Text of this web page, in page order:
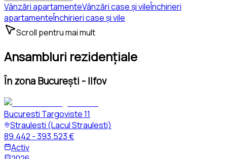
Vânzări apartamenteVânzări case și vileÎnchirieri
apartamenteÎnchirieri case și vile
Scroll pentru mai mult
Ansambluri rezidențiale
În zona București - Ilfov
Bucuresti Targoviste 11
Straulesti (Lacul Straulesti)
89.442 - 393.523 €
Activ